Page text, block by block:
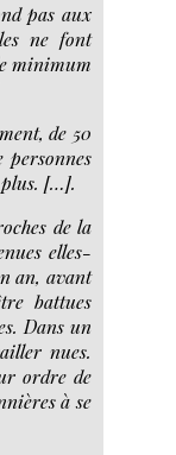
pas aux
ne font
minimum
de 50
[…].
de la
elles-
an, avant
battues
Dans un
nues.
ordre de
à se